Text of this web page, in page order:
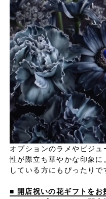
オプションのラメやビジ
性が際立ち華やかな印象
している方にもぴったりで
■ 開店祝いの花ギフトをお